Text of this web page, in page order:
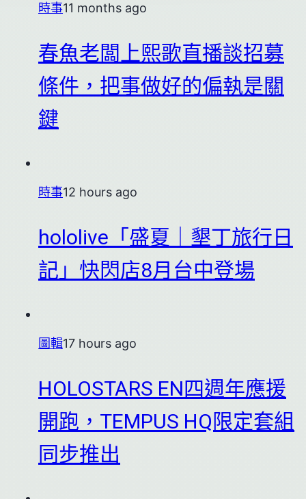
時事11 months ago
春魚老闆上熙歌直播談招募
條件，把事做好的偏執是關
鍵
時事12 hours ago
hololive「盛夏｜墾丁旅行日
記」快閃店8月台中登場
圖輯17 hours ago
HOLOSTARS EN四週年應援
開跑，TEMPUS HQ限定套組
同步推出